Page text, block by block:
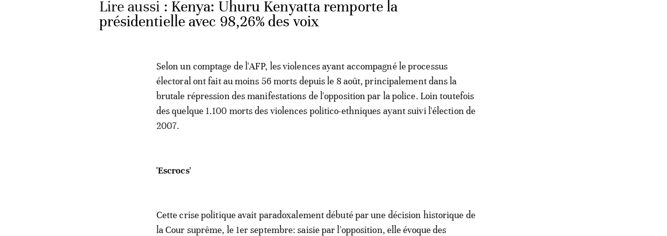
Lire aussi : Kenya: Uhuru Kenyatta remporte la
présidentielle avec 98,26% des voix
Selon un comptage de l'AFP, les violences ayant accompagné le processus
électoral ont fait au moins 56 morts depuis le 8 août, principalement dans la
brutale répression des manifestations de l'opposition par la police. Loin toutefois
des quelque 1.100 morts des violences politico-ethniques ayant suivi l'élection de
2007.
'Escrocs'
Cette crise politique avait paradoxalement débuté par une décision historique de
la Cour suprême, le 1er septembre: saisie par l'opposition, elle évoque des